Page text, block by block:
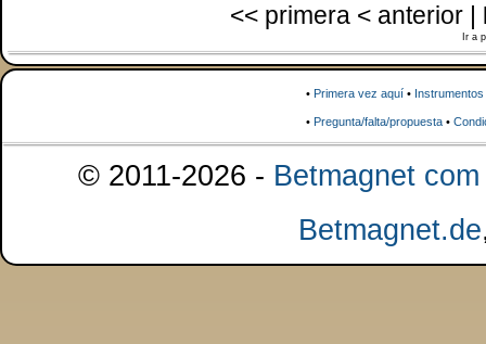
<< primera < anterior |
Ir a
• Primera vez aquí • Instrumentos
• Pregunta/falta/propuesta •
© 2011-2026 - Betmagnet
Betmagnet.de